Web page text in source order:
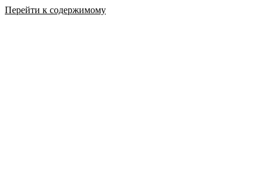
Перейти к содержимому